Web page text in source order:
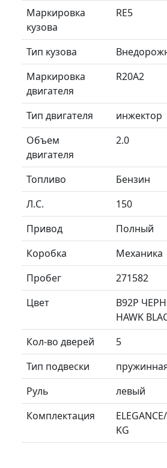
Маркировка
кузова
RE5
Тип кузова
Маркировка
двигателя
R20A2
Тип двигателя
инжектор
Объем
двигателя
2.0
Топливо
Бензин
Л.C.
150
Привод
Полный
Коробка
Механика
Пробег
271582
Цвет
B92P
HAWK
Кол-во дверей
5
Тип подвески
Руль
левый
Комплектация
KG